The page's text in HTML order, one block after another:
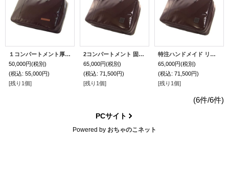
１コンパートメント厚み追加＋固定ベルト付き「Deniro3/wf」チョコ / キャメル
50,000円(税別)
(税込: 55,000円)
[残り1個]
2コンパートメント 固定ベルト付き マチ厚ケース「Deniro 4/wf」(マリゴM2,オーボエレジェンドハイブリッド対応） チョコ
65,000円(税別)
(税込: 71,500円)
[残り1個]
特注ハンドメイド リュック式 2コンパートメント マチ厚ケース「Deniro 4/wf」 チョコ・チョコエンブレム
65,000円(税別)
(税込: 71,500円)
[残り1個]
(6件/6件)
PCサイト
Powered by おちゃのこネット